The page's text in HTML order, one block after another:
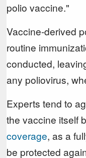
polio vaccine."
Vaccine-derived
routine
conducted,
any poliovirus,
Experts tend to
the vaccine itself
coverage, as a
be protected